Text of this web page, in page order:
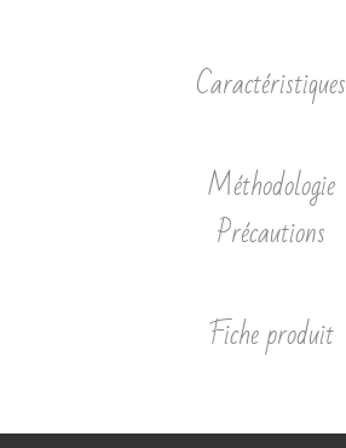
Caractéristiques
Méthodologie
Précautions
Fiche produit